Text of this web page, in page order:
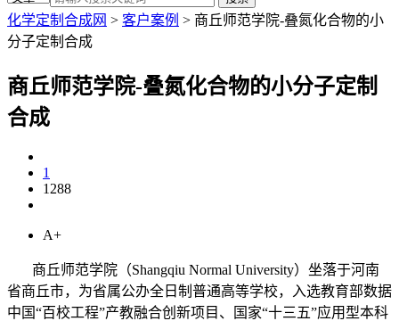
化学定制合成网 > 客户案例 > 商丘师范学院-叠氮化合物的小
分子定制合成
商丘师范学院-叠氮化合物的小分子定制
合成
1
1288
A+
商丘师范学院（Shangqiu Normal University）坐落于河南
省商丘市，为省属公办全日制普通高等学校，入选教育部数据
中国“百校工程”产教融合创新项目、国家“十三五”应用型本科